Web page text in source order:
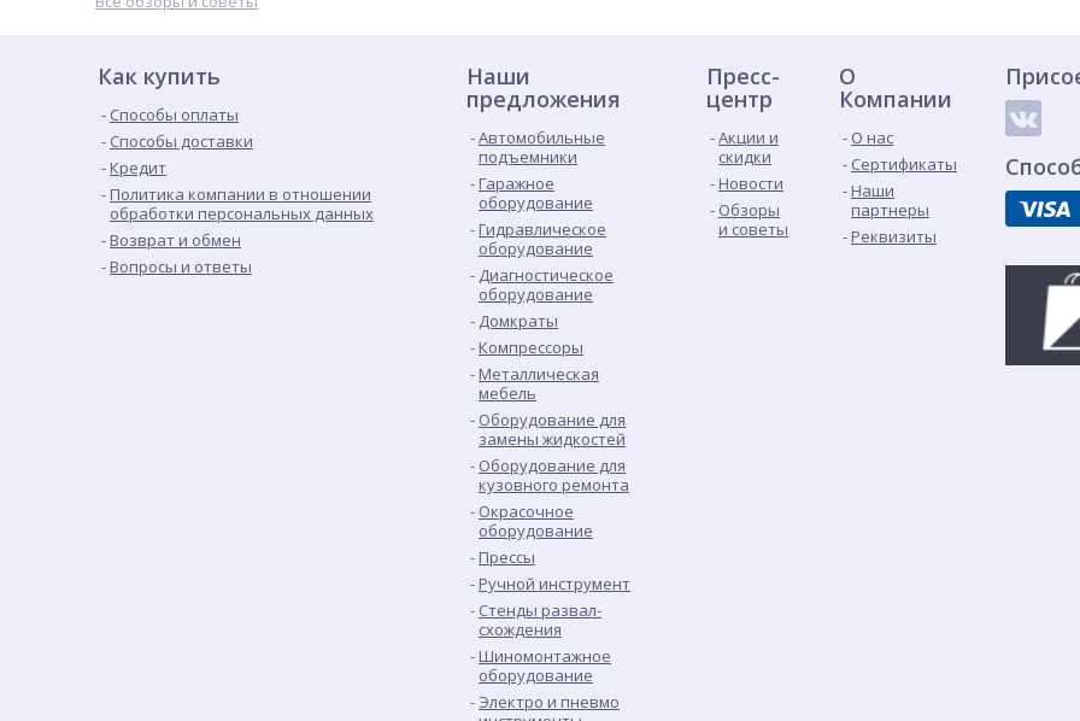
Как купить
Способы оплаты
Способы доставки
Кредит
Политика компании в отношении
обработки персональных данных
Возврат и обмен
Вопросы и ответы
Наши
предложения
Автомобильные
подъемники
Гаражное
оборудование
Гидравлическое
оборудование
Диагностическое
оборудование
Домкраты
Компрессоры
Металлическая
мебель
Оборудование для
замены жидкостей
Оборудование для
кузовного ремонта
Окрасочное
оборудование
Прессы
Ручной инструмент
Стенды развал-
схождения
Шиномонтажное
оборудование
Электро и пневмо
Пресс-
центр
Акции и
скидки
Новости
Обзоры
и советы
О
Компании
О нас
Сертификаты
Наши
партнеры
Реквизиты